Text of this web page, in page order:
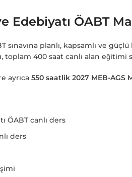
Edebiyatı ÖABT
sınavına planlı, kapsamlı ve
, toplam 400 saat canlı alan eğitimi
ayrıca 550 saatlik 2027 MEB-
ÖABT canlı ders
ders